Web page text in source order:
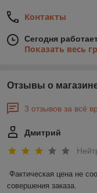
Контакты
Сегодня
Показать весь
Отзывы о
3 отзывов за всё
Дмитрий
Фактическая цена не
совершения заказа.